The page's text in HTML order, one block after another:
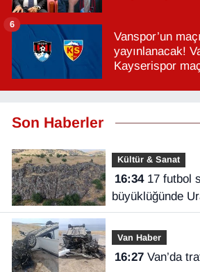
Vanspor’un
yayınlanacak!
Kayserispor
6
Son Haberler
Kültür & Sanat
16:3417 futbol sahası
büyüklüğünde
keşfedildi
Van Haber
16:27 Van’da